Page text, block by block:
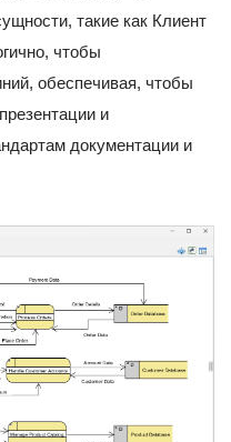
такие как Клиент
чтобы
обеспечивая, чтобы
и
документации и